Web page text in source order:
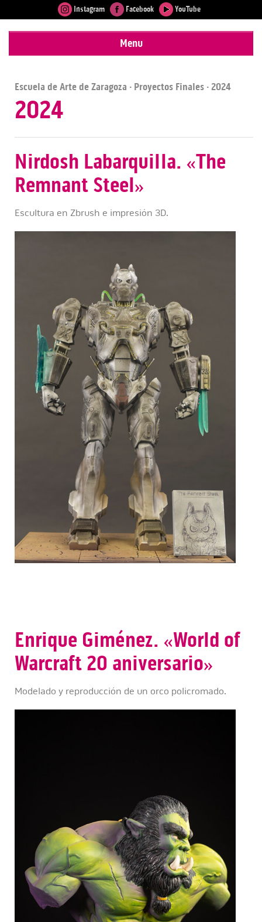
Instagram Facebook YouTube
Menu
Escuela de Arte de Zaragoza · Proyectos Finales · 2024
2024
Nirdosh Labarquilla. «The
Remnant Steel»
Escultura en Zbrush e impresión 3D.
Enrique Giménez. «World of
Warcraft 20 aniversario»
Modelado y reproducción de un orco policromado.